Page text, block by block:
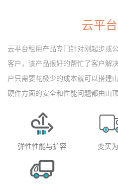
云平
云平台租用产品专门针对刚起步或
客户，该产品很好的帮忙了客户解
户只需要花极少的成本就可以搭建
硬件方面的安全和性能问题都由山
弹性性能与扩容 变买